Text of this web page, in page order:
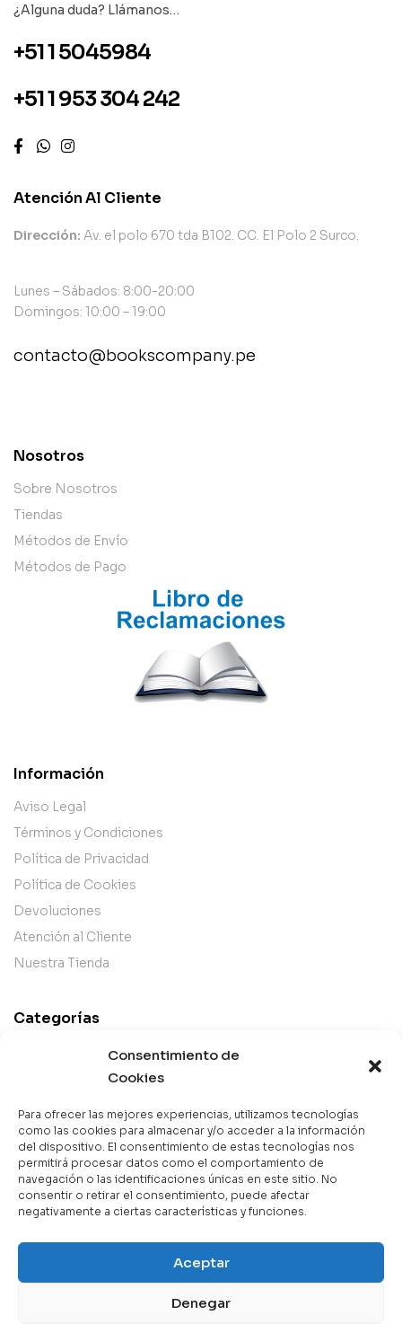
Consentimiento de
Cookies
Para ofrecer las mejores experiencias, utilizamos tecnologías
como las cookies para almacenar y/o acceder a la información
del dispositivo. El consentimiento de estas tecnologías nos
permitirá procesar datos como el comportamiento de
navegación o las identificaciones únicas en este sitio. No
consentir o retirar el consentimiento, puede afectar
negativamente a ciertas características y funciones.
Aceptar
Denegar
¿Alguna duda? Llámanos…
+51 1 5045984
+51 1 953 304 242
Atención Al Cliente
Dirección: Av. el polo 670 tda B102. CC. El Polo 2 Surco.
Lunes – Sábados: 8:00-20:00
Domingos: 10:00 – 19:00
contacto@bookscompany.pe
Nosotros
Sobre Nosotros
Tiendas
Métodos de Envío
Métodos de Pago
Información
Aviso Legal
Términos y Condiciones
Política de Privacidad
Política de Cookies
Devoluciones
Atención al Cliente
Nuestra Tienda
Categorías
Mejor Valorados
Libros en Oferta
Novedades
Copyright © 2025 Books & Co. Todos los derechos